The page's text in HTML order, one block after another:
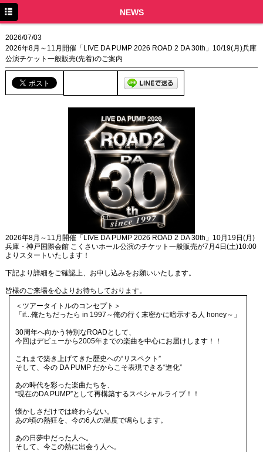
NEWS
2026/07/03
2026年8月～11月開催「LIVE DA PUMP 2026 ROAD 2 DA 30th」10/19(月)兵庫
公演チケット一般販売(先着)のご案内
2026年8月～11月開催「LIVE DA PUMP 2026 ROAD 2 DA 30th」10月19日(月)
兵庫・神戸国際会館 こくさいホール公演のチケット一般販売が7月4日(土)10:00
よりスタートいたします！
下記より詳細をご確認上、お申し込みをお願いいたします。
皆様のご来場を心よりお待ちしております。
＜ツアータイトルのコンセプト＞
「if...俺たちだったら in 1997～俺の行く末密かに暗示する人 honey～」
30周年へ向かう特別なROADとして、
今回はデビューから2005年までの楽曲を中心にお届けします！！
これまで築き上げてきた歴史への“リスペクト”
そして、今の DA PUMP だからこそ表現できる“進化”
あの時代を彩った楽曲たちを、
“現在のDA PUMP”として再構築するスペシャルライブ！！
懐かしさだけでは終わらない。
あの頃の熱狂を、今の6人の温度で鳴らします。
あの日夢中だった人へ。
そして、今この熱に出会う人へ。
NEWS
SCHEDULE
DISCOGRAPHY
Twitter
DPC